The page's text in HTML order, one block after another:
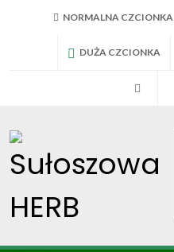
NORMALNA CZCIONKA
DUŻA CZCIONKA